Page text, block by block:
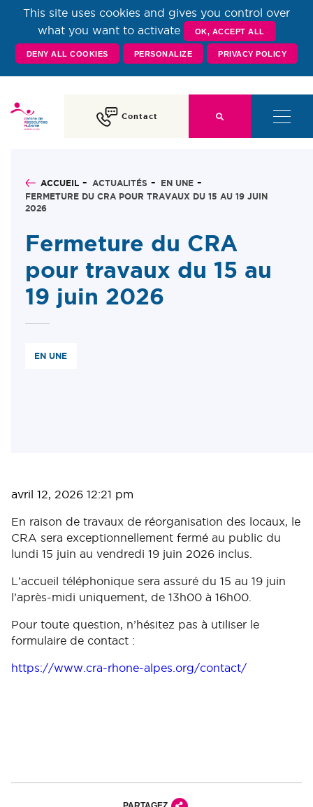
Centre de Ressources
Autisme Rhône-Alpes
Contact
ACCUEIL ACTUALITÉS
EN UNE
FERMETURE DU CRA POUR TRAVAUX DU 15 AU 19 JUIN
2026
Fermeture du CRA
pour travaux du 15 au
19 juin 2026
EN UNE
avril 12, 2026 12:21 pm
En raison de travaux de réorganisation des locaux, le
CRA sera exceptionnellement fermé au public du
lundi 15 juin au vendredi 19 juin 2026 inclus.
L’accueil téléphonique sera assuré du 15 au 19 juin
l’après-midi uniquement, de 13h00 à 16h00.
Pour toute question, n’hésitez pas à utiliser le
formulaire de contact :
https://www.cra-rhone-alpes.org/contact/
This site uses cookies and gives you control over
what you want to activate
OK, ACCEPT ALL
DENY ALL COOKIES PERSONALIZE PRIVACY POLICY